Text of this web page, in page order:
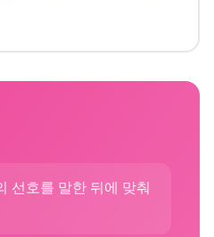
선호를 말한 뒤에 맞춰